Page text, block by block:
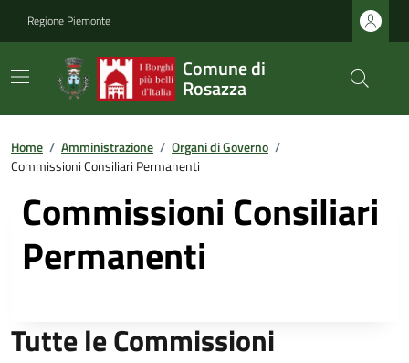
Regione Piemonte
Comune di
Rosazza
Home / Amministrazione / Organi di Governo /
Commissioni Consiliari Permanenti
Commissioni Consiliari
Permanenti
Tutte le Commissioni